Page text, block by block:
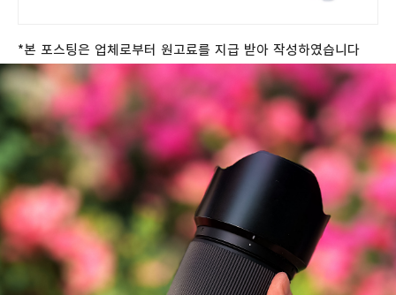
*본 포스팅은 업체로부터 원고료를 지급 받아 작성하였습니다